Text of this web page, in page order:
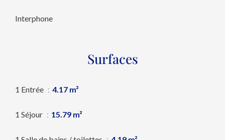
Interphone
Surfaces
1 Entrée 4.17 m²
1 Séjour 15.79 m²